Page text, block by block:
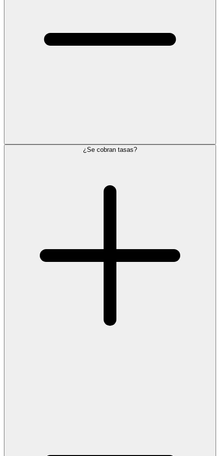
¿Se cobran tasas?